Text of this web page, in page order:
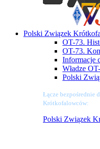
Polski Związek
OT-73.
OT-73.
Informacje
Władze
Polski
Łącze bezpośrednie
Krótkofalowców:
Polski Związek